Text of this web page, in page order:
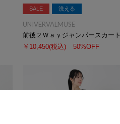
SALE 洗える
UNIVERVALMUSE
前後２Ｗａｙジャンパースカート
￥10,450(税込) 50%OFF